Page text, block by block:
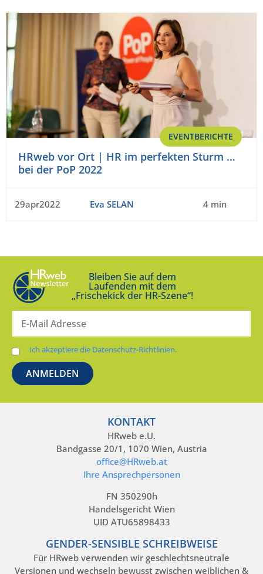
EVENTBERICHTE
HRweb vor Ort | HR im perfekten Sturm …
bei der PoP 2022
29apr2022 Eva SELAN 4 min
Bleiben Sie auf dem
Laufenden mit dem
„Frischekick der HR-Szene“!
Ich akzeptiere die Datenschutz-Richtlinien.
KONTAKT
HRweb e.U.
Bandgasse 20/1, 1070 Wien, Austria
office@HRweb.at
Ihre Ansprechpersonen
FN 350290h
Handelsgericht Wien
UID ATU65898433
GENDER-SENSIBLE SCHREIBWEISE
Für HRweb verwenden wir geschlechtsneutrale
Versionen und wechseln bewusst zwischen weiblichen &